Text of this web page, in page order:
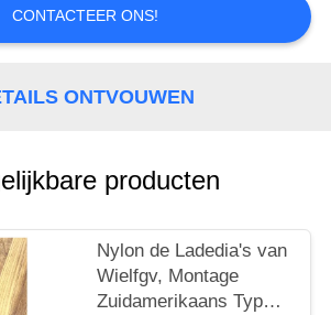
CONTACTEER ONS!
ONTVOUWEN
producten
Nylon de Ladedia's van
Wielfgv, Montage
Zuidamerikaans Type